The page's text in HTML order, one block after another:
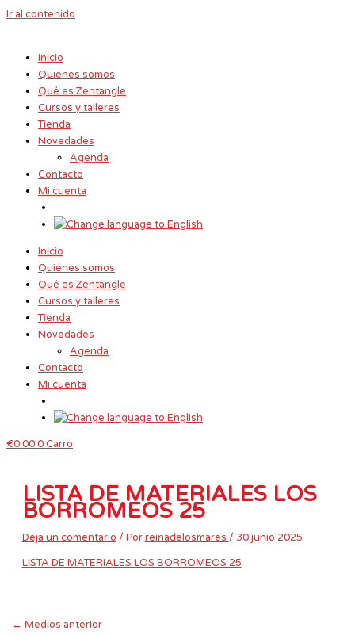
Ir al contenido
Inicio
Quiénes somos
Qué es Zentangle
Cursos y talleres
Tienda
Novedades
Agenda
Contacto
Mi cuenta
Inicio
Quiénes somos
Qué es Zentangle
Cursos y talleres
Tienda
Novedades
Agenda
Contacto
Mi cuenta
€0.000Carro
LISTA DE MATERIALES LOS
BORROMEOS 25
Deja un comentario / Porreinadelosmares / 30 junio 2025
LISTA DE MATERIALES LOS BORROMEOS 25
← Medios anterior